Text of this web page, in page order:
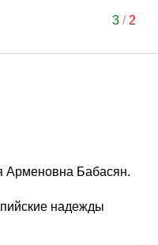
3/ 2
Арменовна Бабасян.
надежды